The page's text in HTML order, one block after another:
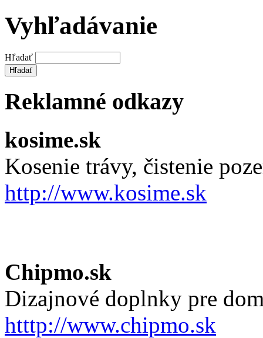
Vyhľadávanie
Hľadať
Reklamné odkazy
kosime.sk
Kosenie trávy, čistenie
http://www.kosime.sk
Chipmo.sk
Dizajnové doplnky pre
htttp://www.chipmo.sk